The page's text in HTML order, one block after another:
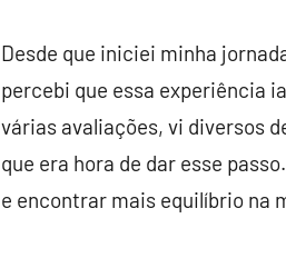
Desde que iniciei minha
percebi que essa experiência
várias avaliações, vi diversos
que era hora de dar esse
e encontrar mais equilíbrio na